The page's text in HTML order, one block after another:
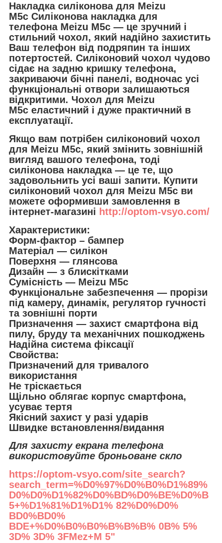
Накладка силіконова для Meizu
M5c Силіконова накладка для
телефона Meizu M5c — це зручний і
стильний чохол, який надійно захистить
Ваш телефон від подряпин та інших
потертостей. Силіконовий чохол чудово
сідає на задню кришку телефона,
закриваючи бічні панелі, водночас усі
функціональні отвори залишаються
відкритими. Чохол для Meizu
M5c еластичний і дуже практичний в
експлуатації.
Якщо вам потрібен силіконовий чохол
для Meizu M5c, який змінить зовнішній
вигляд вашого телефона, тоді
силіконова накладка — це те, що
задовольнить усі ваші запити. Купити
силіконовий чохол для Meizu M5c ви
можете оформивши замовлення в
інтернет-магазині http://optom-vsyo.com/
Характеристики:
Форм-фактор – бампер
Матеріал — силікон
Поверхня — глянсова
Дизайн — з блискітками
Сумісність — Meizu M5c
Функціональне забезпечення — прорізи
під камеру, динамік, регулятор гучності
та зовнішні порти
Призначення — захист смартфона від
пилу, бруду та механічних пошкоджень
Надійна система фіксації
Свойства:
Призначений для тривалого
використання
Не тріскається
Щільно облягає корпус смартфона,
усуває тертя
Якісний захист у разі ударів
Швидке встановлення/видання
Для захисту екрана телефона
використовуйте броньоване скло
https://optom-vsyo.com/site_search?
search_term=%D0%97%D0%B0%D1%89%
D0%D0%D1%82%D0%BD%D0%BE%D0%B
5+%D1%81%D1%D1% 82%D0%D0%
BD0%BD0%
BDE+%D0%B0%B0%B%B%B% 0B% 5%
3D% 3D% 3FMez+M 5"